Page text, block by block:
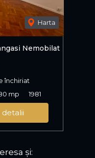
Harta
Nemobilat
închiriat
mp 1981
și: